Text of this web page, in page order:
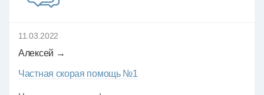
11.03.2022
Алексей →
Частная скорая помощь №1